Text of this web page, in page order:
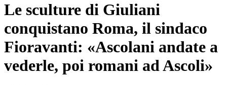
Le sculture di Giuliani
conquistano Roma, il sindaco
Fioravanti: «Ascolani andate a
vederle, poi romani ad Ascoli»